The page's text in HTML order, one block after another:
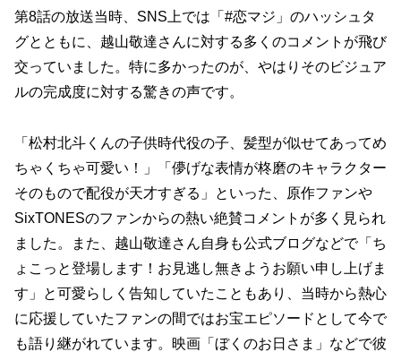
第8話の放送当時、SNS上では「#恋マジ」のハッシュタ
グとともに、越山敬達さんに対する多くのコメントが飛び
交っていました。特に多かったのが、やはりそのビジュア
ルの完成度に対する驚きの声です。
「松村北斗くんの子供時代役の子、髪型が似せてあってめ
ちゃくちゃ可愛い！」「儚げな表情が柊磨のキャラクター
そのもので配役が天才すぎる」といった、原作ファンや
SixTONESのファンからの熱い絶賛コメントが多く見られ
ました。また、越山敬達さん自身も公式ブログなどで「ち
ょこっと登場します！お見逃し無きようお願い申し上げま
す」と可愛らしく告知していたこともあり、当時から熱心
に応援していたファンの間ではお宝エピソードとして今で
も語り継がれています。映画「ぼくのお日さま」などで彼